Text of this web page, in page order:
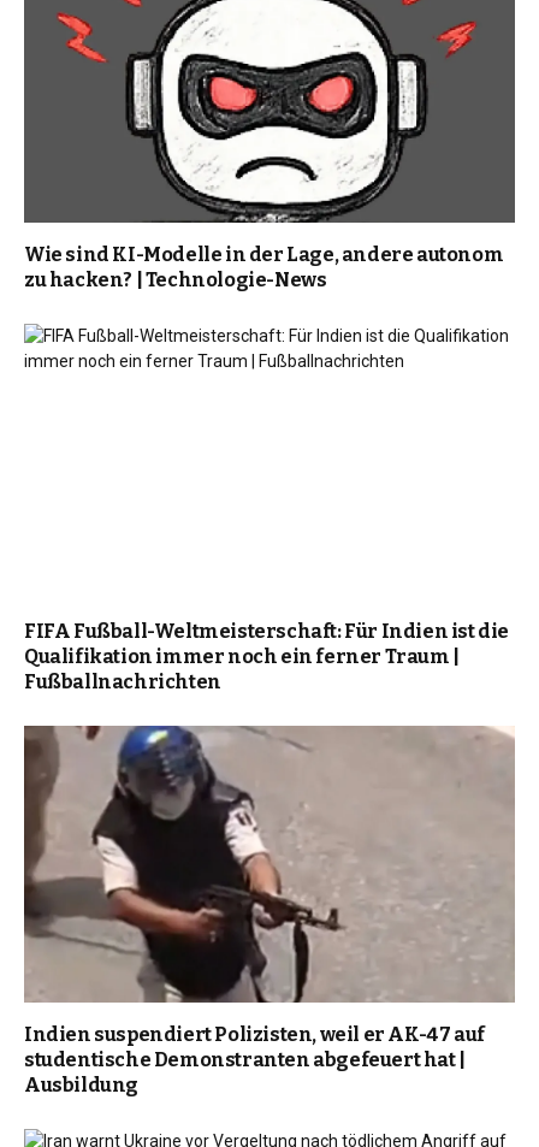
Wie sind KI-Modelle in der Lage, andere autonom
zu hacken? | Technologie-News
FIFA Fußball-Weltmeisterschaft: Für Indien ist die
Qualifikation immer noch ein ferner Traum |
Fußballnachrichten
Indien suspendiert Polizisten, weil er AK-47 auf
studentische Demonstranten abgefeuert hat |
Ausbildung